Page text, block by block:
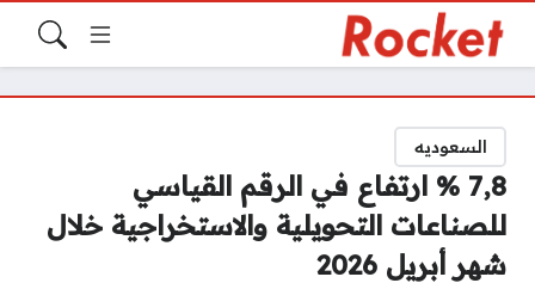
السعوديه
7,8 % ارتفاع في الرقم القياسي
للصناعات التحويلية والاستخراجية خلال
شهر أبريل 2026